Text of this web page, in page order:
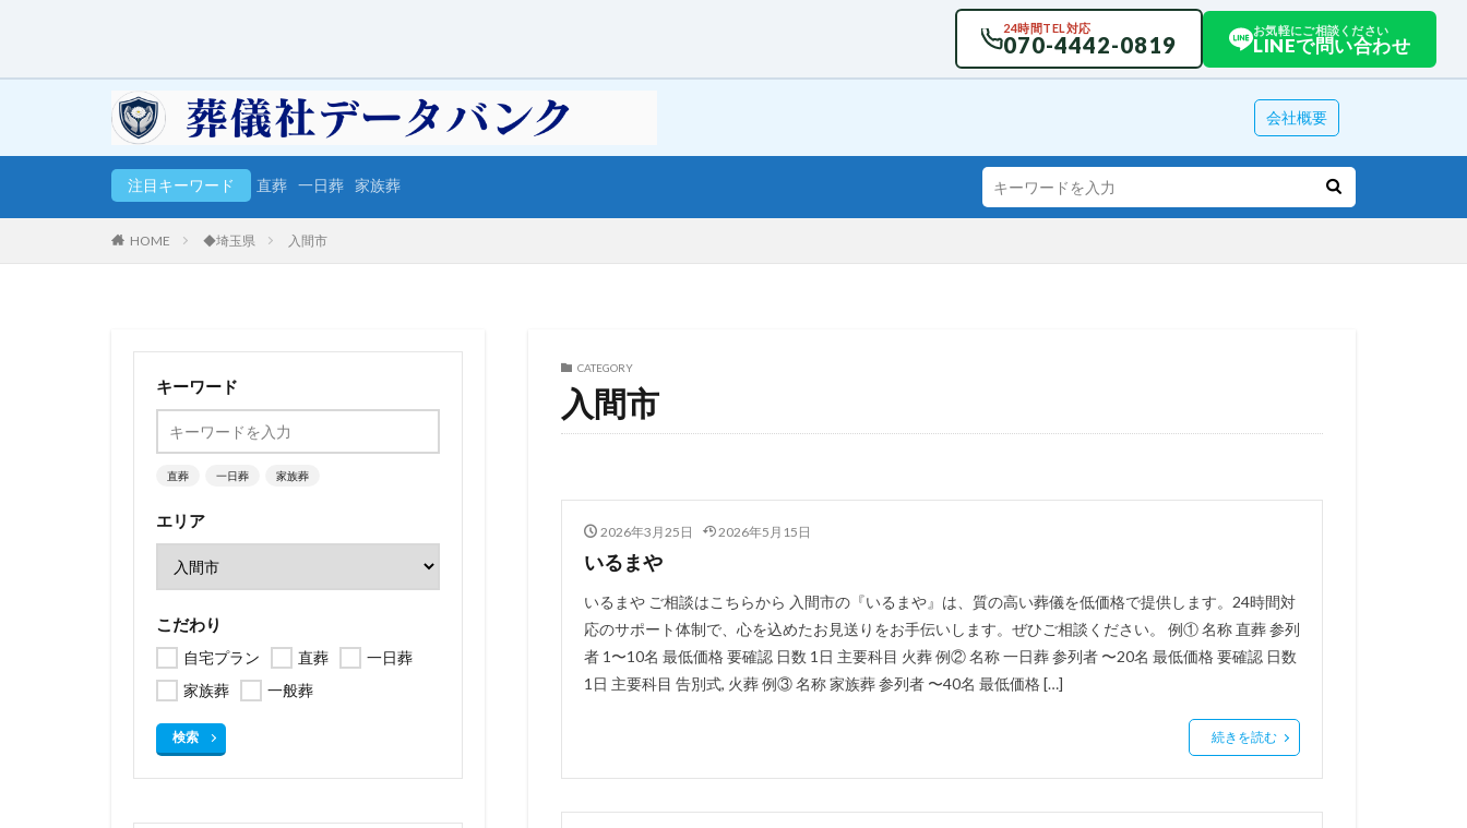
24時間TEL対応
070-4442-0819
お気軽にご相談ください
LINEで問い合わせ
会社概要
注目キーワード 直葬 一日葬 家族葬
HOME ◆埼玉県 入間市
CATEGORY
入間市
2026年3月25日 2026年5月15日
いるまや
いるまや ご相談はこちらから 入間市の『いるまや』は、質の高い葬儀を低価格で提供します。24時間対
応のサポート体制で、心を込めたお見送りをお手伝いします。ぜひご相談ください。 例① 名称 直葬 参列
者 1〜10名 最低価格 要確認 日数 1日 主要科目 火葬 例② 名称 一日葬 参列者 〜20名 最低価格 要確認 日数
1日 主要科目 告別式, 火葬 例③ 名称 家族葬 参列者 〜40名 最低価格 […]
続きを読む
キーワード
直葬 一日葬 家族葬
エリア
こだわり
自宅プラン 直葬
一日葬
家族葬
一般葬
検索